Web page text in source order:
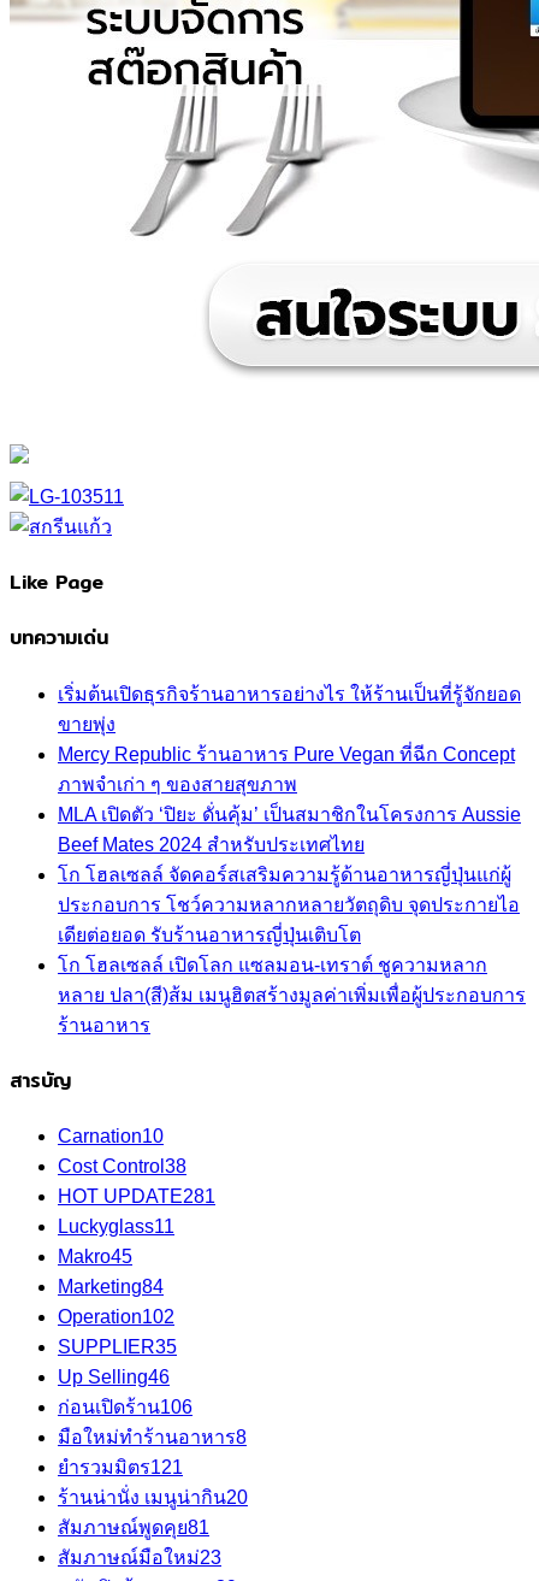
Like Page
บทความเด่น
เริ่มต้นเปิดธุรกิจร้านอาหารอย่างไร ให้ร้านเป็นที่รู้จักยอด
ขายพุ่ง
Mercy Republic ร้านอาหาร Pure Vegan ที่ฉีก Concept
ภาพจำเก่า ๆ ของสายสุขภาพ
MLA เปิดตัว ‘ปิยะ ดั่นคุ้ม’ เป็นสมาชิกในโครงการ Aussie
Beef Mates 2024 สำหรับประเทศไทย
โก โฮลเซลล์ จัดคอร์สเสริมความรู้ด้านอาหารญี่ปุ่นแก่ผู้
ประกอบการ โชว์ความหลากหลายวัตถุดิบ จุดประกายไอ
เดียต่อยอด รับร้านอาหารญี่ปุ่นเติบโต
โก โฮลเซลล์ เปิดโลก แซลมอน-เทราต์ ชูความหลาก
หลาย ปลา(สี)ส้ม เมนูฮิตสร้างมูลค่าเพิ่มเพื่อผู้ประกอบการ
ร้านอาหาร
สารบัญ
Carnation10
Cost Control 38
HOT UPDATE281
Luckyglass11
Makro45
Marketing84
Operation102
SUPPLIER35
Up Selling46
ก่อนเปิดร้าน106
มือใหม่ทำร้านอาหาร8
ยำรวมมิตร121
ร้านน่านั่ง เมนูน่ากิน20
สัมภาษณ์พูดคุย81
สัมภาษณ์มือใหม่23